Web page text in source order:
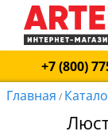
+7 (800)
Главная /